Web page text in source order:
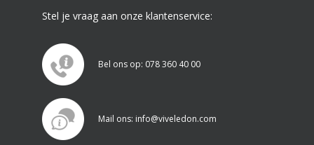
Stel je vraag aan onze klantenservice:
Bel ons op: 078 360 40 00
Mail ons: info@viveledon.com